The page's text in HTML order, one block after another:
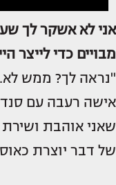
אני לא אשקר לך
מבויים כדי לייצר
"נראה לך? ממש
אישה רעבה עם
שאני אוהבת ושירת
של דבר יוצרת